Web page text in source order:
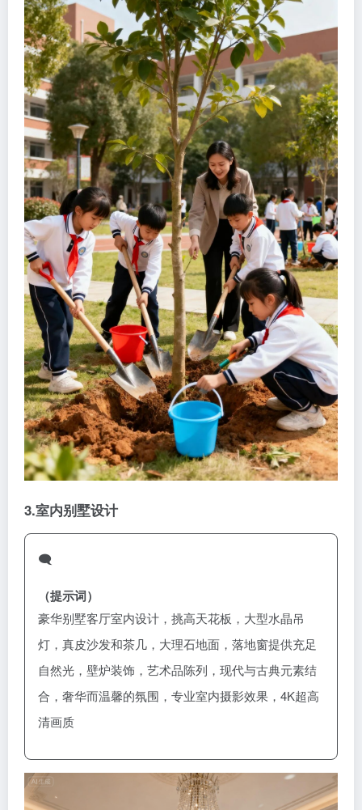
3.室内别墅设计
🗨️
（提示词）
豪华别墅客厅室内设计，挑高天花板，大型水晶吊
灯，真皮沙发和茶几，大理石地面，落地窗提供充足
自然光，壁炉装饰，艺术品陈列，现代与古典元素结
合，奢华而温馨的氛围，专业室内摄影效果，4K超高
清画质